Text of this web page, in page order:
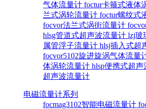
气体流量计 foctur卡箍式液体
兰式涡轮流量计 foctur螺纹式
focvor法兰式涡街流量计
hlsg管道式超声波流量计 lzj玻
属管浮子流量计 hlsj插入式超
focvor5102旋进旋涡气体流量
体涡轮流量计 hlsp便携式超
超声波流量计
电磁流量计系列
focmag3102智能电磁流量计